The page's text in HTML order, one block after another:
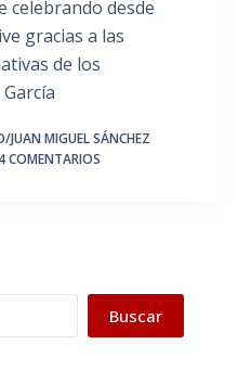
celebrando desde
gracias a las
de los
JUAN MIGUEL SÁNCHEZ
4 COMENTARIOS
Buscar